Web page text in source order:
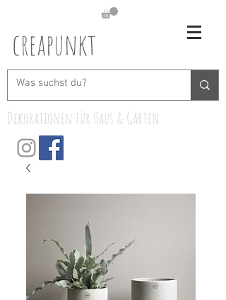
creapunkt
Dekorationen für Haus & Garten